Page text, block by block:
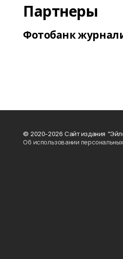
Партнеры
Фотобанк
© 2020-2026 Сайт издания
Об использовании